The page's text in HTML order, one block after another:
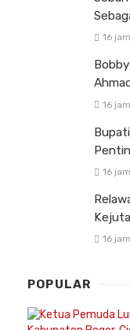
16
16
16
16
POPULAR